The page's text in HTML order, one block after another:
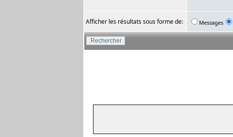
Afficher les résultats sous forme de: Messages